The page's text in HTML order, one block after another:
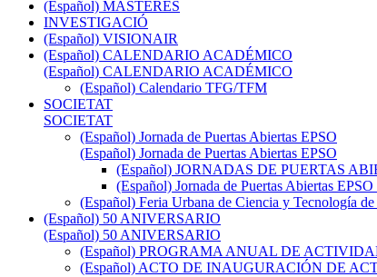
(Español) MÁSTERES
INVESTIGACIÓ
(Español) VISIONAIR
(Español) CALENDARIO ACADÉMICO
(Español) CALENDARIO ACADÉMICO
(Español) Calendario TFG/TFM
SOCIETAT
SOCIETAT
(Español) Jornada de Puertas Abiertas EPSO
(Español) Jornada de Puertas Abiertas EPSO
(Español) JORNADAS DE PUERTAS
(Español) Jornada de Puertas Abiertas
(Español) Feria Urbana de Ciencia y Tecnología
(Español) 50 ANIVERSARIO
(Español) 50 ANIVERSARIO
(Español) PROGRAMA ANUAL DE
(Español) ACTO DE INAUGURACIÓN DE